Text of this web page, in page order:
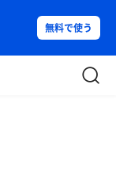
無料で使う